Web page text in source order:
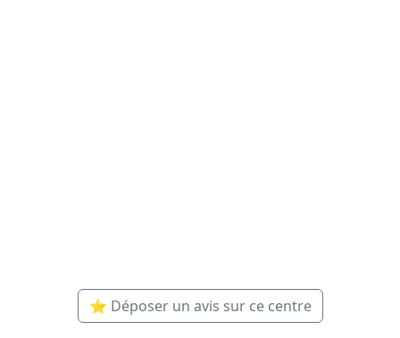
⭐ Déposer un avis sur ce centre